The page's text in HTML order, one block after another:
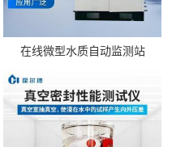
在线微型水质自动监测站